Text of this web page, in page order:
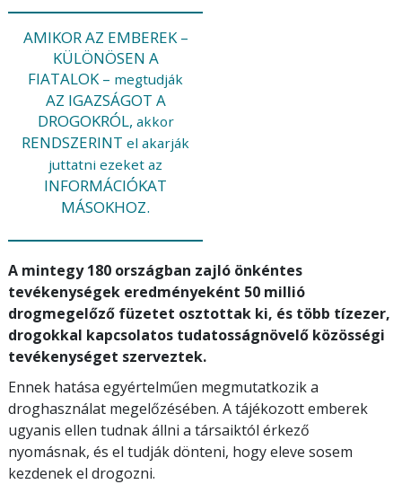
AMIKOR AZ EMBEREK –
KÜLÖNÖSEN A
FIATALOK – megtudják
AZ IGAZSÁGOT A
DROGOKRÓL, akkor
RENDSZERINT el akarják
juttatni ezeket az
INFORMÁCIÓKAT
MÁSOKHOZ.
A mintegy 180 országban zajló önkéntes
tevékenységek eredményeként 50 millió
drogmegelőző füzetet osztottak ki, és több tízezer,
drogokkal kapcsolatos tudatosságnövelő közösségi
tevékenységet szerveztek.
Ennek hatása egyértelműen megmutatkozik a
droghasználat megelőzésében. A tájékozott emberek
ugyanis ellen tudnak állni a társaiktól érkező
nyomásnak, és el tudják dönteni, hogy eleve sosem
kezdenek el drogozni.